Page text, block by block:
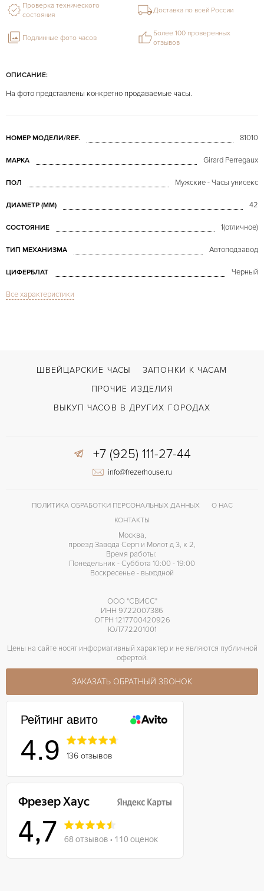
ОПИСАНИЕ:
На фото представлены конкретно продаваемые часы.
НОМЕР МОДЕЛИ/REF. 81010
МАРКА Girard Perregaux
ПОЛ Мужские - Часы унисекс
ДИАМЕТР (MM) 42
СОСТОЯНИЕ 1(отличное)
ТИП МЕХАНИЗМА Автоподзавод
ЦИФЕРБЛАТ Черный
СТЕКЛО
Двойной сложности застежка
Все характеристики
Проверка технического
состояния
Доставка по всей России
Подлинные фото часов
Более 100 проверенных
отзывов
ШВЕЙЦАРСКИЕ ЧАСЫ
ЗАПОНКИ К ЧАСАМ
ПРОЧИЕ ИЗДЕЛИЯ
ВЫКУП ЧАСОВ В ДРУГИХ ГОРОДАХ
+7 (925) 111-27-44
info@frezerhouse.ru
ПОЛИТИКА ОБРАБОТКИ ПЕРСОНАЛЬНЫХ ДАННЫХ
О НАС
КОНТАКТЫ
Москва,
проезд Завода Серп и Молот д 3, к 2,
Время работы:
Понедельник - Суббота 10:00 - 19:00
Воскресенье - выходной
ООО "СВИСС"
ИНН 9722007386
ОГРН 1217700420926
ЮЛ772201001
Цены на сайте носят информативный характер и не являются публичной
офертой.
ЗАКАЗАТЬ ОБРАТНЫЙ ЗВОНОК
Рейтинг авито
4.9 136 отзывов